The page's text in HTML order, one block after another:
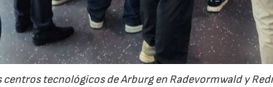
tecnológicos de Arburg en Radevormwald y